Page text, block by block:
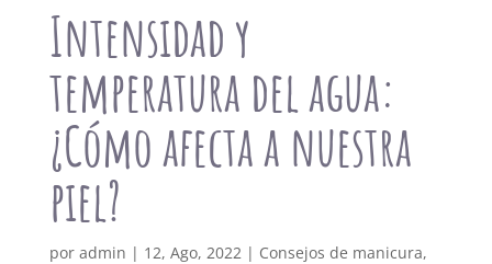
Intensidad y
temperatura del agua:
¿Cómo afecta a nuestra
piel?
por admin | 12, Ago, 2022| Consejos de manicura,